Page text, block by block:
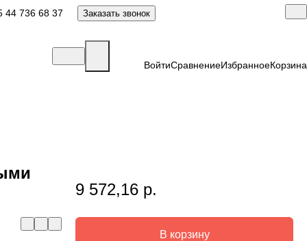
44 736 68 37 Заказать звонок
ВойтиСравнениеИзбранноеКорзина
9 572,16 р.
В корзину